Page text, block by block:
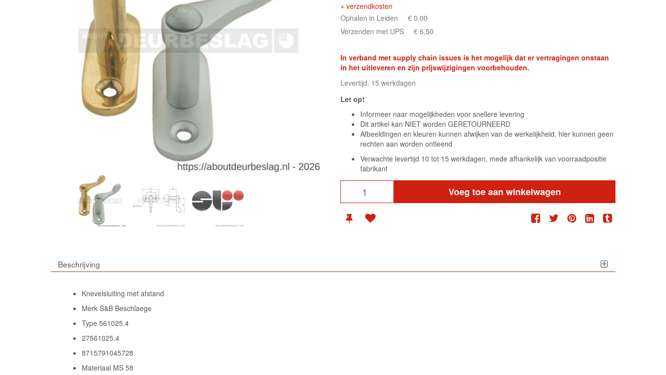
+ verzendkosten
Ophalen in Leiden
€ 0,00
Verzenden met UPS
€ 6,50
In verband met supply chain issues is het mogelijk dat er vertragingen onstaan
in het uitleveren en zijn prijswijzigingen voorbehouden.
Levertijd: 15 werkdagen
Let op!
Informeer naar mogelijkheden voor snellere levering
Dit artikel kan NIET worden GERETOURNEERD
Afbeeldingen en kleuren kunnen afwijken van de werkelijkheid, hier kunnen geen
rechten aan worden ontleend
Verwachte levertijd 10 tot 15 werkdagen, mede afhankelijk van voorraadpositie
fabrikant
Voeg toe aan winkelwagen
Beschrijving
Knevelsluiting met afstand
Merk S&B Beschlaege
Type 561025.4
27561025.4
8715791045728
Materiaal MS 58